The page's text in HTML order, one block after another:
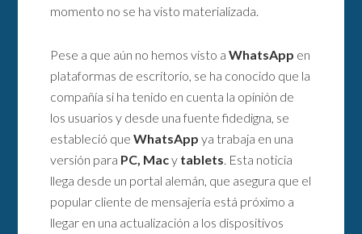
momento no se ha visto materializada.
Pese a que aún no hemos visto aWhatsApp en
plataformas de escritorio, se ha conocido que la
compañía si ha tenido en cuenta la opinión de
los usuarios y desde una fuente fidedigna, se
estableció queWhatsApp ya trabaja en una
versión para PC, Macy tablets. Esta noticia
llega desde un portal alemán, que asegura que el
popular cliente de mensajería está próximo a
llegar en una actualización a los dispositivos